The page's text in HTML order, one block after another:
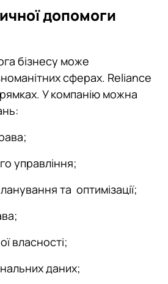
допомоги
бізнесу може
сферах. Reliance
У компанію можна
управління;
та оптимізації;
власності;
даних;